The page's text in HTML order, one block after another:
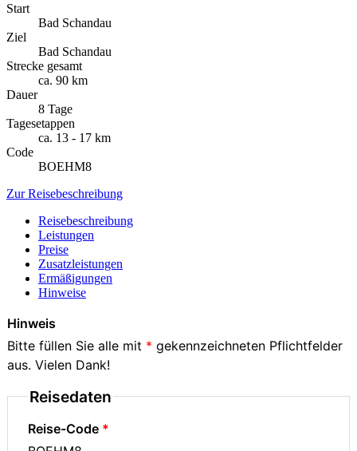
Start
Bad Schandau
Ziel
Bad Schandau
Strecke gesamt
ca. 90 km
Dauer
8 Tage
Tagesetappen
ca. 13 - 17 km
Code
BOEHM8
Zur Reisebeschreibung
Reisebeschreibung
Leistungen
Preise
Zusatzleistungen
Ermäßigungen
Hinweise
Hinweis
Bitte füllen Sie alle mit * gekennzeichneten Pflichtfelder
aus. Vielen Dank!
Reisedaten
Reise-Code